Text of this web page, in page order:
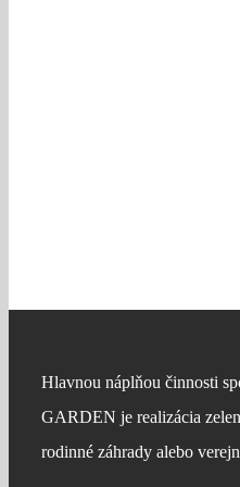
Hlavnou náplňou činnosti
GARDEN je realizácia
rodinné záhrady alebo